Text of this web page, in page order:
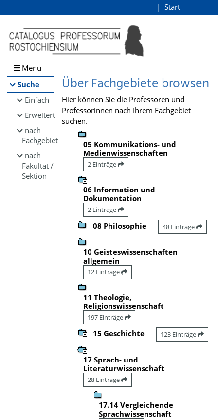
Browsen
direkt zum Inhalt
Start
Menü
Suche
Einfach
Erweitert
nach
Fachgebiet
nach
Fakultät /
Sektion
Über Fachgebiete browsen
Hier können Sie die Professoren und
Professorinnen nach Ihrem Fachgebiet
suchen.
05 Kommunikations- und
Medienwissenschaften
2 Einträge
06 Information und
Dokumentation
2 Einträge
08 Philosophie 48 Einträge
10 Geisteswissenschaften
allgemein
12 Einträge
11 Theologie,
Religionswissenschaft
197 Einträge
15 Geschichte 123 Einträge
17 Sprach- und
Literaturwissenschaft
28 Einträge
17.14 Vergleichende
Sprachwissenschaft